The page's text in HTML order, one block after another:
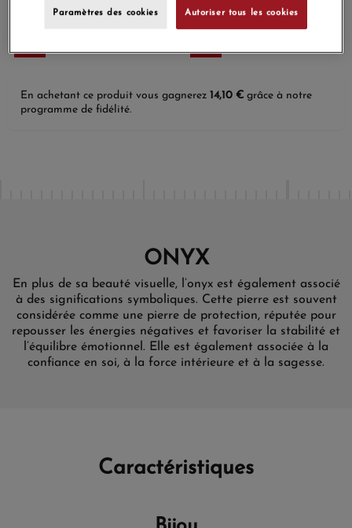
En achetant ce produit vous gagnerez 14,10 € grâce à notre
programme de fidélité.
ONYX
En plus de sa beauté visuelle, l’onyx est également associé
à des significations symboliques. Cette pierre est souvent
considérée comme une pierre de protection, réputée pour
repousser les énergies négatives et favoriser la stabilité et
l’équilibre émotionnel. Elle est également associée à la
confiance en soi, à la force intérieure et à la sagesse.
Caractéristiques
Paramètres des cookies Autoriser tous les cookies